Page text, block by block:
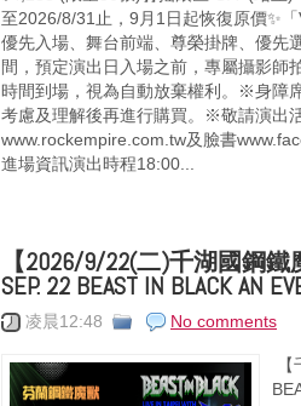
至2026/8/31止，9月1日起恢復原價✨
優先入場、舞台前端、尊榮掛牌、優先
間，預定演出日入場之前，專屬攝影師
時間到場，視為自動放棄權利。※身障
考慮及理解後再進行購買。※敬請演出
www.rockempire.com.tw及臉書
進場資訊演出時程18:00...
【2026/9/22(二)千湖國鋼
SEP. 22 BEAST IN BLACK AN
凌晨12:48 No comments
【